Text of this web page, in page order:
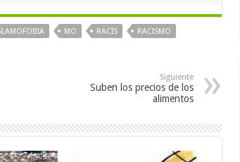
MO RACIS
RACISMO
Siguiente
Suben los precios de los
alimentos